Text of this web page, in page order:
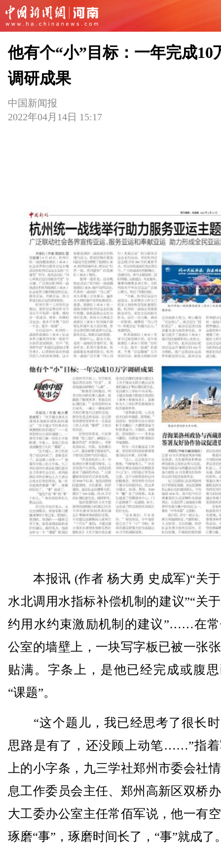
他有个“小”目标：一年完成10
调研成果
中国新闻报
2022年04月14日 15:17
本报讯 (作者 杨大勇 史成军)“关
水北调用水指标补偿机制的建议”“关
约用水约束激励机制的建议”……在
公室的墙壁上，一块写字板已被一张
贴满。字条上，是他已经完成或腹
“课题”。
“这个题儿，我已经思考了很长时
思路是有了，还没顾上动笔……”指
上的小字条，九三学社郑州市委会社
息工作委员会主任、郑州高新区双桥
大工委办公室主任常佰军说，他一有
琢磨“事”，琢磨时间长了，“事”就成了